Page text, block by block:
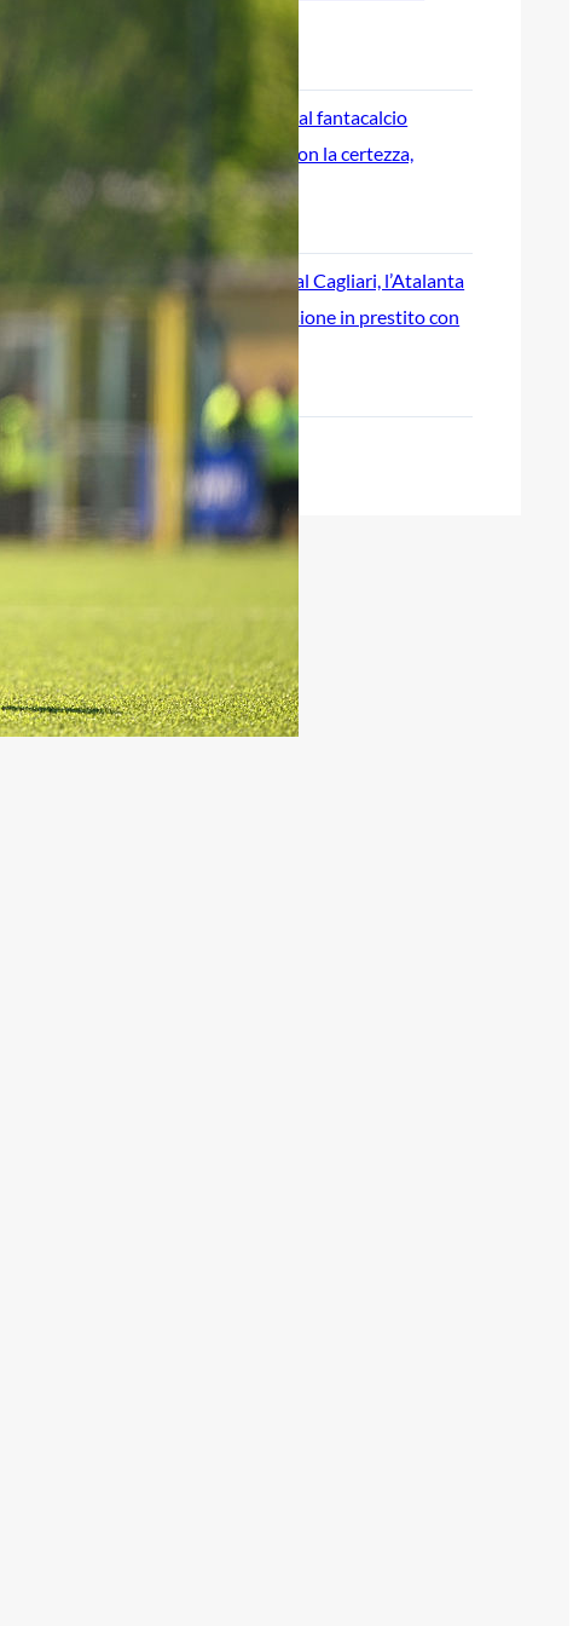
Atalanta, guida al fantacalcio
2026/27: Ederson la certezza,
Scamacca o Krstovic?
8 Agosto 2026
Daniel Maldini al Cagliari, l’Atalanta
definisce la cessione in prestito con
obbligo condizionato